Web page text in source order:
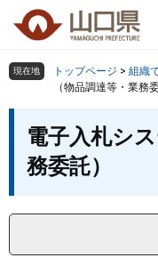
の
頭
ー
飛
組織で探す
検索の仕方 組織で
現在地 トップページ > 組織
（物品調達等・業務委
電子入札シ
務委託）